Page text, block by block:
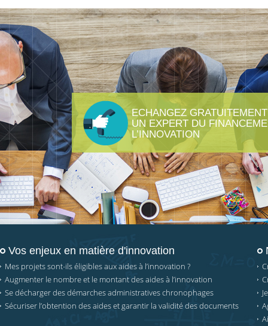
ECHANGEZ
UN EXPERT DU
L’INNOVATION
Vos enjeux en matière d'innovation
Mes projets sont-ils éligibles aux aides à l’innovation ?
Augmenter le nombre et le montant des aides à l’innovation
Se décharger des démarches administratives chronophages
Sécuriser l’obtention des aides et garantir la validité des documents